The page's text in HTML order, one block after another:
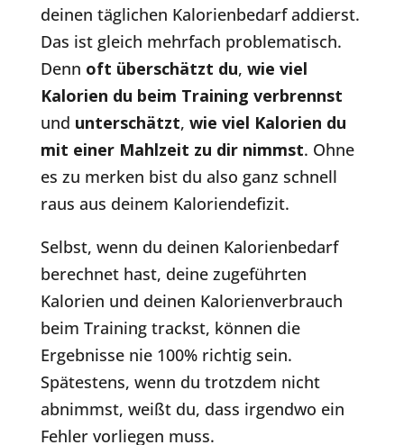
deinen täglichen Kalorienbedarf addierst.
Das ist gleich mehrfach problematisch.
Denn oft überschätzt du, wie viel
Kalorien du beim Training verbrennst
und unterschätzt, wie viel Kalorien du
mit einer Mahlzeit zu dir nimmst. Ohne
es zu merken bist du also ganz schnell
raus aus deinem Kaloriendefizit.
Selbst, wenn du deinen Kalorienbedarf
berechnet hast, deine zugeführten
Kalorien und deinen Kalorienverbrauch
beim Training trackst, können die
Ergebnisse nie 100% richtig sein.
Spätestens, wenn du trotzdem nicht
abnimmst, weißt du, dass irgendwo ein
Fehler vorliegen muss.